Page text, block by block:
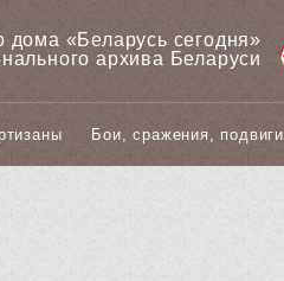
дома «‎Беларусь сегодня»
архива Беларуси
Бои, сражения, подвиги